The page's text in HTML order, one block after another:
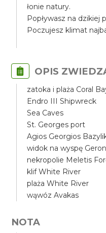
łonie natury.
Popływasz na dzikiej
Poczujesz klimat
OPIS
zatoka i plaża Coral
Endro III Shipwreck
Sea Caves
St. Georges port
Agios Georgios
widok na wyspę
nekropolie Meletis
klif White River
plaża White River
wąwóz Avakas
NOTA